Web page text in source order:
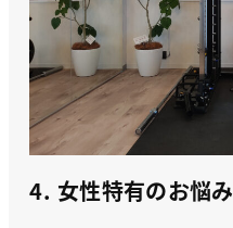
4. 女性特有のお悩